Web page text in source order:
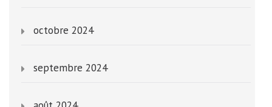
octobre 2024
septembre 2024